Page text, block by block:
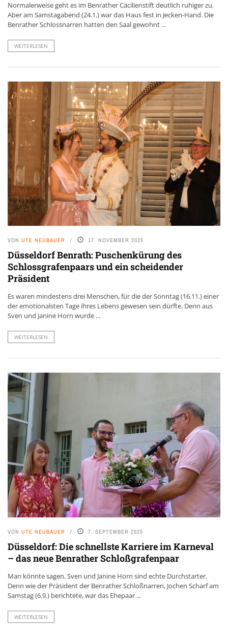
Normalerweise geht es im Benrather Cäcilienstift deutlich ruhiger zu.
Aber am Samstagabend (24.1.) war das Haus fest in Jecken-Hand. Die
Benrather Schlossnarren hatten den Saal gewohnt ...
WEITERLESEN
VON UTE NEUBAUER 17. NOVEMBER 2025
Düsseldorf Benrath: Puschenkürung des
Schlossgrafenpaars und ein scheidender
Präsident
Es waren mindestens drei Menschen, für die der Sonntag (16.11.) einer
der emotionalsten Tage ihres Lebens gewesen sein dürfte. Denn aus
Sven und Janine Horn wurde ...
WEITERLESEN
VON UTE NEUBAUER 7. SEPTEMBER 2025
Düsseldorf: Die schnellste Karriere im Karneval
– das neue Benrather Schloßgrafenpaar
Man könnte sagen, Sven und Janine Horn sind echte Durchstarter.
Denn wie der Präsident der Benrather Schloßnarren, Jochen Scharf am
Samstag (6.9.) berichtete, war das Ehepaar ...
WEITERLESEN